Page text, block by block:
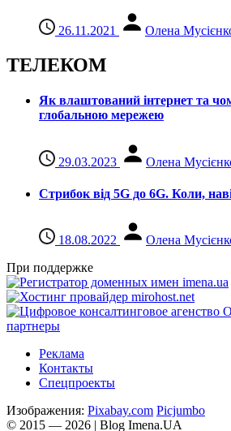
26.11.2021 Олена
ТЕЛЕКОМ
Як влаштований інтернет та
глобальною мережею
29.03.2023 Олена
Стрибок від 5G до 6G. Коли,
18.08.2022
Олена
При поддержке
Реклама
Контакты
Спецпроекты
Изображения: Pixabay.com Picjumbo
© 2015 — 2026 | Blog Imena.UA